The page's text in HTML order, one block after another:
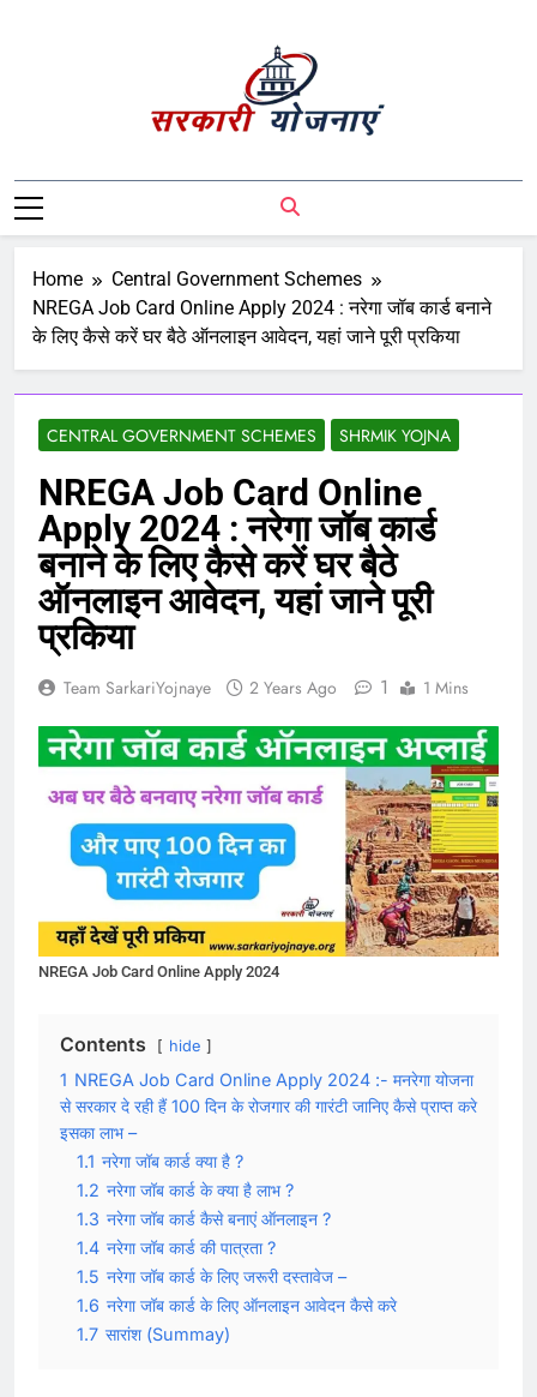
Sarkari Yojnaye
सरकारी योजनाएं | Central Government
Schemes | State Government Schemes |
PM Modi Schemes | Place To Find All The
Central And State Government Schemes
Home
Central Government Schemes
NREGA Job Card Online Apply 2024 : नरेगा जॉब कार्ड बनाने
के लिए कैसे करें घर बैठे ऑनलाइन आवेदन, यहां जाने पूरी प्रकिया
CENTRAL GOVERNMENT SCHEMES SHRMIK YOJNA
NREGA Job Card Online
Apply 2024 : नरेगा जॉब कार्ड
बनाने के लिए कैसे करें घर बैठे
ऑनलाइन आवेदन, यहां जाने पूरी
प्रकिया
Team SarkariYojnaye 2 Years Ago 1 1 Mins
NREGA Job Card Online Apply 2024
Contents hide
1 NREGA Job Card Online Apply 2024 :- मनरेगा योजना
से सरकार दे रही हैं 100 दिन के रोजगार की गारंटी जानिए कैसे प्राप्त करे
इसका लाभ –
1.1 नरेगा जॉब कार्ड क्या है ?
1.2 नरेगा जॉब कार्ड के क्या है लाभ ?
1.3 नरेगा जॉब कार्ड कैसे बनाएं ऑनलाइन ?
1.4 नरेगा जॉब कार्ड की पात्रता ?
1.5 नरेगा जॉब कार्ड के लिए जरूरी दस्तावेज –
1.6 नरेगा जॉब कार्ड के लिए ऑनलाइन आवेदन कैसे करे
1.7 सारांश (Summay)